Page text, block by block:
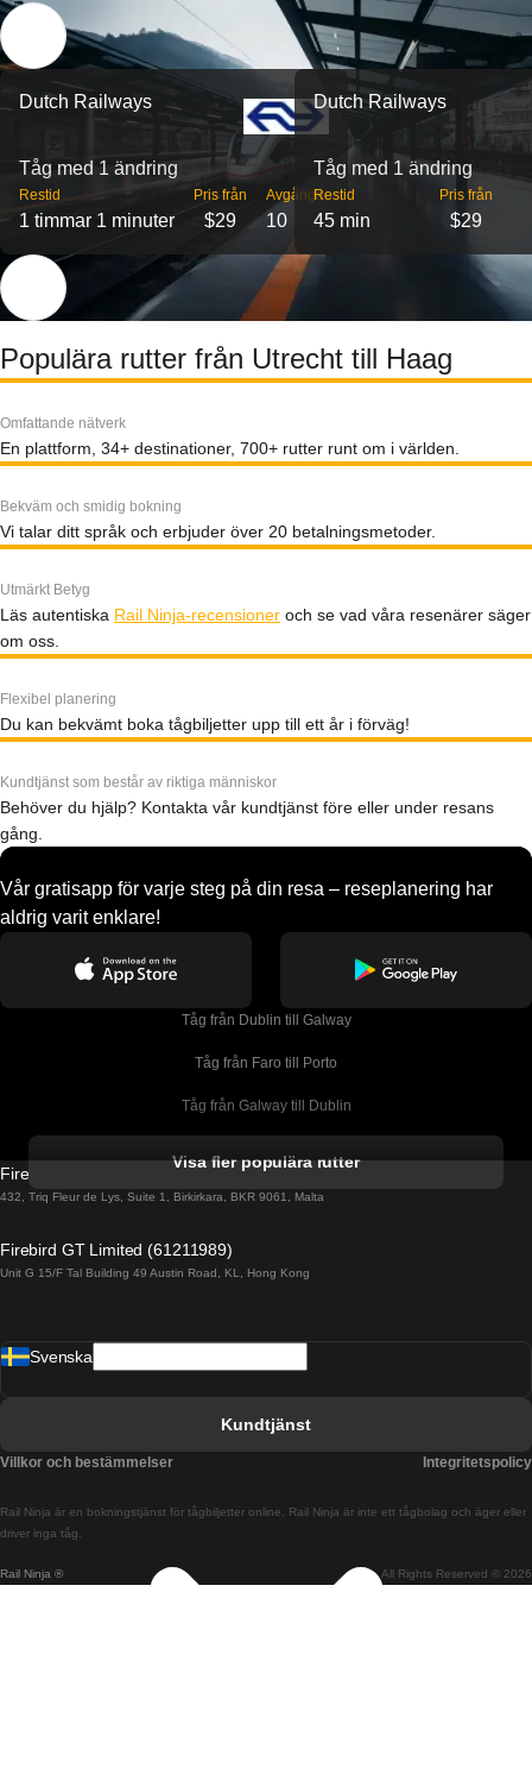
Dutch Railways
Tåg med 1 ändring
Restid
1 timmar 1 minuter
Pris från
$29
Avgångar
10
Dutch Railways
Tåg med 1 ändring
Restid
45 min
Pris från
$29
Populära rutter från Utrecht till Haag
Omfattande nätverk
En plattform, 34+ destinationer, 700+ rutter runt om i världen.
Bekväm och smidig bokning
Vi talar ditt språk och erbjuder över 20 betalningsmetoder.
Utmärkt Betyg
Läs autentiska Rail Ninja-recensioner och se vad våra resenärer säger
om oss.
Flexibel planering
Du kan bekvämt boka tågbiljetter upp till ett år i förväg!
Kundtjänst som består av riktiga människor
Behöver du hjälp? Kontakta vår kundtjänst före eller under resans
gång.
Vår gratisapp för varje steg på din resa – reseplanering har
aldrig varit enklare!
Tåg från Dublin till Galway
Tåg från Faro till Porto
Tåg från Galway till Dublin
Tåg från Porto till Faro
Tåg från Barcelona till Madrid
Tåg från Budapest till Bratislava
Visa fler populära rutter
Firebird GT Limited (OC 1451)
432, Triq Fleur de Lys, Suite 1, Birkirkara, BKR 9061, Malta
Firebird GT Limited (61211989)
Unit G 15/F Tal Building 49 Austin Road, KL, Hong Kong
Rail Ninja ® All Rights Reserved © 2026
Rail Ninja är en bokningstjänst för tågbiljetter online. Rail Ninja är inte ett tågbolag och äger eller
driver inga tåg.
Svenska
Kundtjänst
Villkor och bestämmelser Integritetspolicy